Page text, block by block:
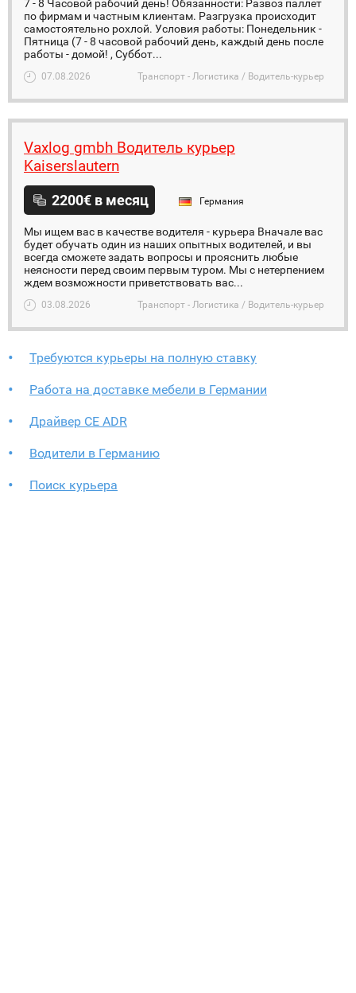
7 - 8 Часовой рабочий день! Обязанности: Развоз паллет
по фирмам и частным клиентам. Разгрузка происходит
самостоятельно рохлой. Условия работы: Понедельник -
Пятница (7 - 8 часовой рабочий день, каждый день после
работы - домой! , Суббот...
07.08.2026 Транспорт - Логистика / Водитель-курьер
Vaxlog gmbh Водитель курьер
Kaiserslautern
2200€ в месяц Германия
Мы ищем вас в качестве водителя - курьера Вначале вас
будет обучать один из наших опытных водителей, и вы
всегда сможете задать вопросы и прояснить любые
неясности перед своим первым туром. Мы с нетерпением
ждем возможности приветствовать вас...
03.08.2026 Транспорт - Логистика / Водитель-курьер
Требуются курьеры на полную ставку
Работа на доставке мебели в Германии
Драйвер СЕ ADR
Водители в Германию
Поиск курьера